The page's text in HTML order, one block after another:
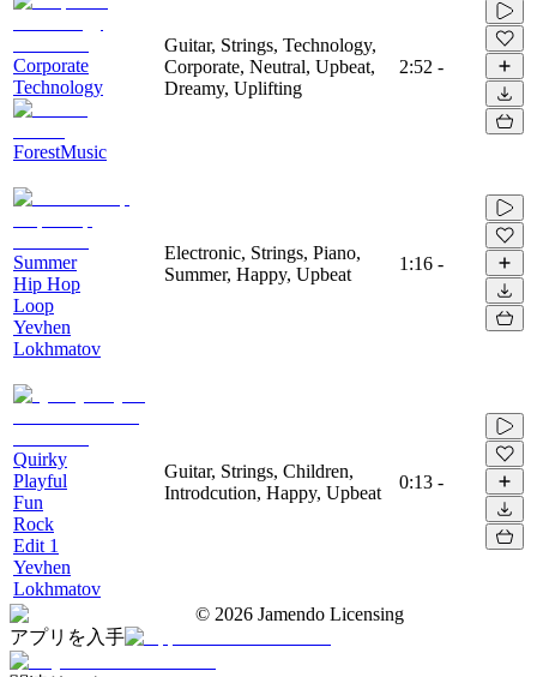
Corporate
Technology
ForestMusic
Guitar, Strings, Technology,
Corporate, Neutral, Upbeat,
Dreamy, Uplifting
2:52 -
Summer
Hip Hop
Loop
Yevhen
Lokhmatov
Electronic, Strings, Piano,
Summer, Happy, Upbeat
1:16 -
Quirky
Playful
Fun
Rock
Edit 1
Yevhen
Lokhmatov
Guitar, Strings, Children,
Introdcution, Happy, Upbeat
0:13 -
© 2026 Jamendo Licensing
アプリを入手